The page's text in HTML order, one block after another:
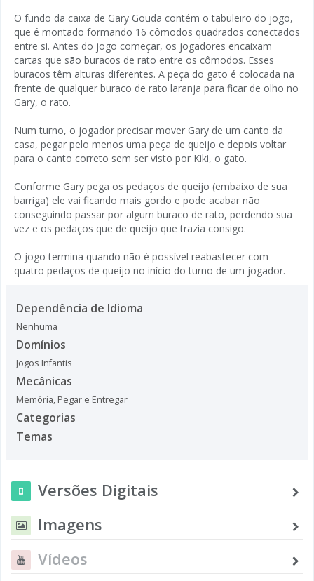
O fundo da caixa de Gary Gouda contém o tabuleiro do jogo,
que é montado formando 16 cômodos quadrados conectados
entre si. Antes do jogo começar, os jogadores encaixam
cartas que são buracos de rato entre os cômodos. Esses
buracos têm alturas diferentes. A peça do gato é colocada na
frente de qualquer buraco de rato laranja para ficar de olho no
Gary, o rato.
Num turno, o jogador precisar mover Gary de um canto da
casa, pegar pelo menos uma peça de queijo e depois voltar
para o canto correto sem ser visto por Kiki, o gato.
Conforme Gary pega os pedaços de queijo (embaixo de sua
barriga) ele vai ficando mais gordo e pode acabar não
conseguindo passar por algum buraco de rato, perdendo sua
vez e os pedaços que de queijo que trazia consigo.
O jogo termina quando não é possível reabastecer com
quatro pedaços de queijo no início do turno de um jogador.
Dependência de Idioma
Nenhuma
Domínios
Jogos Infantis
Mecânicas
Memória, Pegar e Entregar
Categorias
Temas
Versões Digitais
Imagens
Vídeos